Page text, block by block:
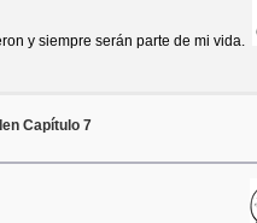
y siempre serán parte de mi vida.
Capítulo 7